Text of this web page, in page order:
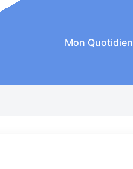
Mon Quotidien